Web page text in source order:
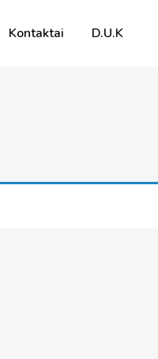
Kontaktai D.U.K